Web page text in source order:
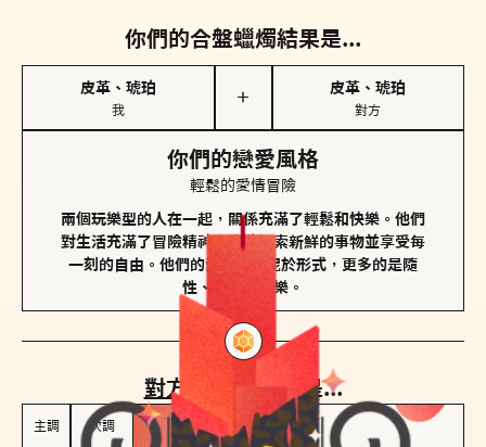
你們的合盤蠟燭結果是...
皮革、琥珀
我
＋
皮革、琥珀
對方
你們的戀愛風格
輕鬆的愛情冒險
兩個玩樂型的人在一起，關係充滿了輕鬆和快樂。他們
對生活充滿了冒險精神，喜歡探索新鮮的事物並享受每
一刻的自由。他們的愛情不拘泥於形式，更多的是隨
性、幽默和享樂。
對方 的主調蠟燭是...
主調 次調